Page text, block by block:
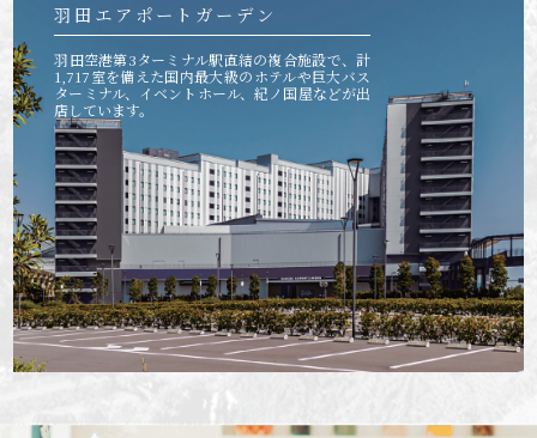
羽田エアポートガーデン
羽田空港第3ターミナル駅直結の複合施設で、計
1,717室を備えた国内最大級のホテルや巨大バス
ターミナル、イベントホール、紀ノ国屋などが出
店しています。